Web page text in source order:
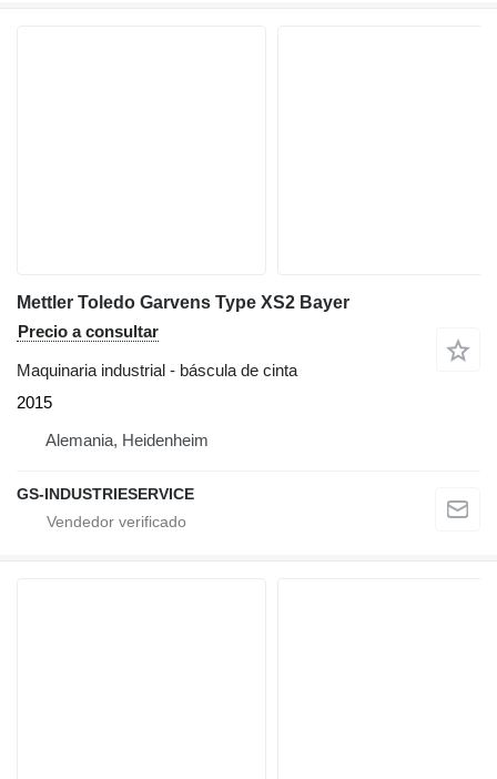
Mettler Toledo Garvens Type XS2 Bayer
Precio a consultar
Maquinaria industrial - báscula de cinta
2015
Alemania, Heidenheim
GS-INDUSTRIESERVICE